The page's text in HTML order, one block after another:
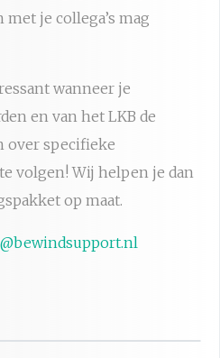
met je collega’s mag
wanneer je
en van het LKB de
over specifieke
volgen! Wij helpen je dan
op maat.